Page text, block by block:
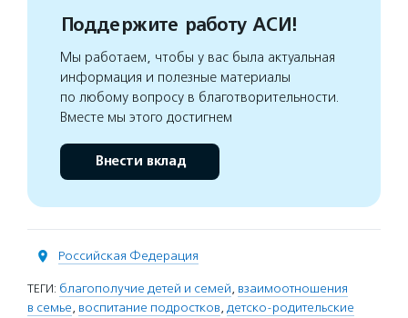
Поддержите работу АСИ!
Мы работаем, чтобы у вас была актуальная
информация и полезные материалы
по любому вопросу в благотворительности.
Вместе мы этого достигнем
Внести вклад
Российская Федерация
ТЕГИ: благополучие детей и семей, взаимоотношения
в семье, воспитание подростков, детско-родительские